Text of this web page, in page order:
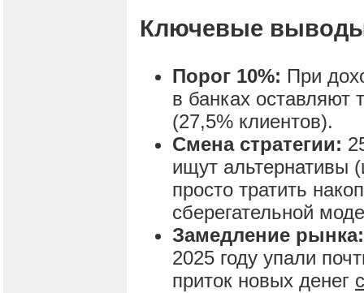
Ключевые
Порог 10%: При
в банках оставляют
(27,5% клиентов).
Смена стратегии:
ищут альтернативы
просто тратить
сберегательной
Замедление рынка:
2025 году упали
приток новых денег